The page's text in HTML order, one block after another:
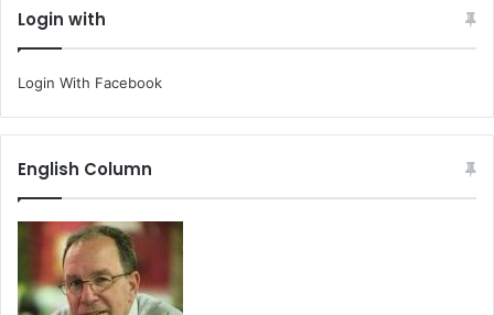
Login with
Login With Facebook
English Column